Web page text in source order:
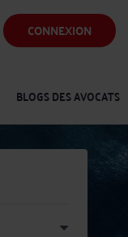
CONNEXION
BLOGS DES AVOCATS